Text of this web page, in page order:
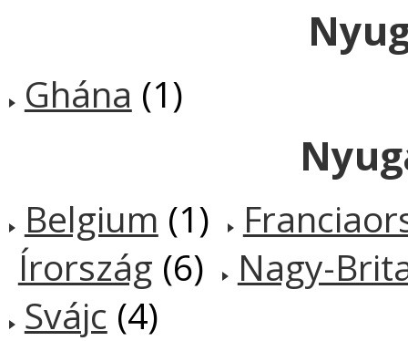
Ghána (1)
Belgium (1)
Írország (6)
Nagy-
Svájc (4)